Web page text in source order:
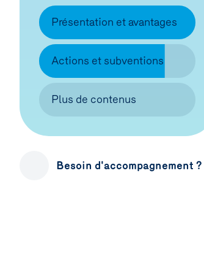
Présentation et avantages
Actions et subventions
Plus de contenus
Besoin d'accompagnement ?